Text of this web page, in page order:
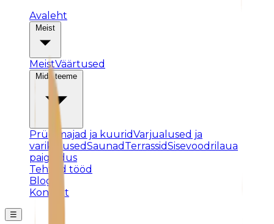
Avaleht
MeistVäärtused
Prügimajad ja kuuridVarjualused ja
varikatusedSaunad TerrassidSisevoodrilaua
paigaldus
Tehtud tööd
Blogi
Kontakt
☰